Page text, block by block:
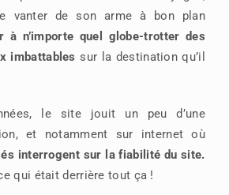
vanter de son arme à bon plan
à n’importe quel globe-trotter des
imbattables sur la destination qu’il
le site jouit un peu d’une
et notamment sur internet où
interrogent sur la fiabilité du site.
qui était derrière tout ça !